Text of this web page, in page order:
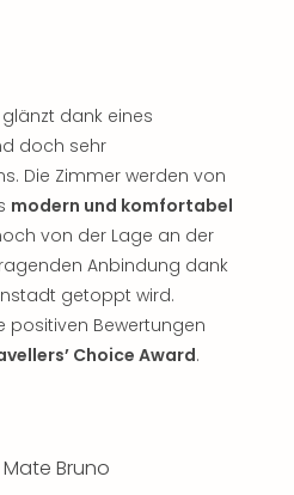
dank eines
doch sehr
Die Zimmer werden von
modern und komfortabel
von der Lage an der
Anbindung dank
getoppt wird.
positiven Bewertungen
Choice Award.
Bruno